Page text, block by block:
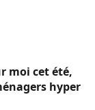
moi cet été,
hyper